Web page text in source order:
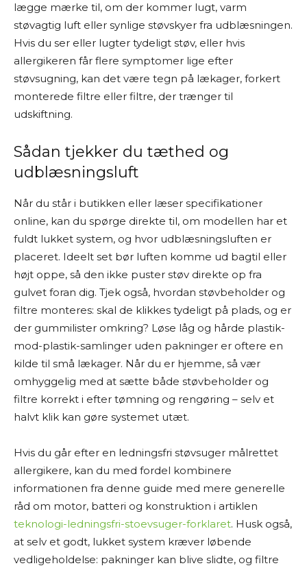
lægge mærke til, om der kommer lugt, varm
støvagtig luft eller synlige støvskyer fra udblæsningen.
Hvis du ser eller lugter tydeligt støv, eller hvis
allergikeren får flere symptomer lige efter
støvsugning, kan det være tegn på lækager, forkert
monterede filtre eller filtre, der trænger til
udskiftning.
Sådan tjekker du tæthed og
udblæsningsluft
Når du står i butikken eller læser specifikationer
online, kan du spørge direkte til, om modellen har et
fuldt lukket system, og hvor udblæsningsluften er
placeret. Ideelt set bør luften komme ud bagtil eller
højt oppe, så den ikke puster støv direkte op fra
gulvet foran dig. Tjek også, hvordan støvbeholder og
filtre monteres: skal de klikkes tydeligt på plads, og er
der gummilister omkring? Løse låg og hårde plastik-
mod-plastik-samlinger uden pakninger er oftere en
kilde til små lækager. Når du er hjemme, så vær
omhyggelig med at sætte både støvbeholder og
filtre korrekt i efter tømning og rengøring – selv et
halvt klik kan gøre systemet utæt.
Hvis du går efter en ledningsfri støvsuger målrettet
allergikere, kan du med fordel kombinere
informationen fra denne guide med mere generelle
råd om motor, batteri og konstruktion i artiklen
teknologi-ledningsfri-stoevsuger-forklaret. Husk også,
at selv et godt, lukket system kræver løbende
vedligeholdelse: pakninger kan blive slidte, og filtre